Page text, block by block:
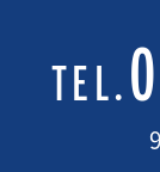
TEL.